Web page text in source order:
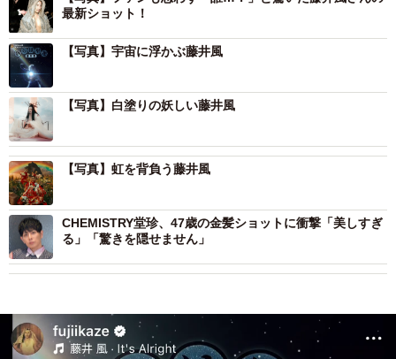
最新ショット！
【写真】宇宙に浮かぶ藤井風
【写真】白塗りの妖しい藤井風
【写真】虹を背負う藤井風
CHEMISTRY堂珍、47歳の金髪ショットに衝撃「美しすぎ
る」「驚きを隠せません」